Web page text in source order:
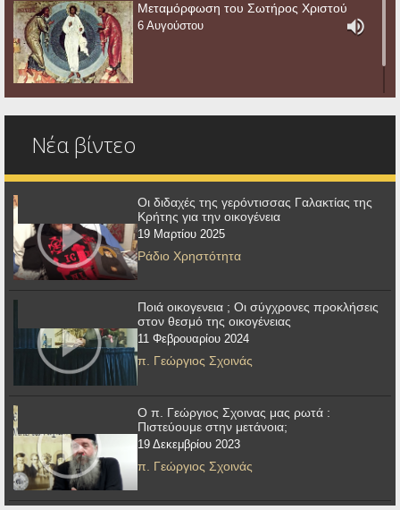
Μεταμόρφωση του Σωτήρος Χριστού
6 Αυγούστου
Νέα βίντεο
Οι διδαχές της γερόντισσας Γαλακτίας της
Κρήτης για την οικογένεια
19 Μαρτίου 2025
Ράδιο Χρηστότητα
Ποιά οικογενεια ; Οι σύγχρονες προκλήσεις
στον θεσμό της οικογένειας
11 Φεβρουαρίου 2024
π. Γεώργιος Σχοινάς
Ο π. Γεώργιος Σχοινας μας ρωτά :
Πιστεύουμε στην μετάνοια;
19 Δεκεμβρίου 2023
π. Γεώργιος Σχοινάς